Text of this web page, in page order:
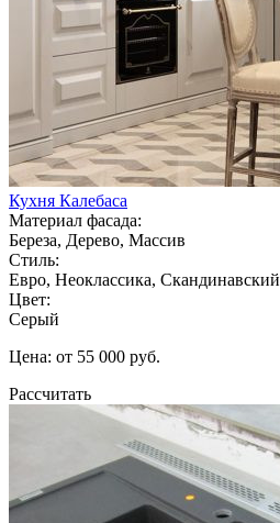
Кухня Калебаса
Материал фасада:
Береза, Дерево, Массив
Стиль:
Евро, Неоклассика, Скандинавский
Цвет:
Серый
Цена: от 55 000 руб.
Рассчитать